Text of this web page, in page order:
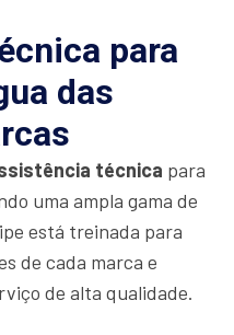
para
das
técnica para
uma ampla gama de
está treinada para
de cada marca e
de alta qualidade.